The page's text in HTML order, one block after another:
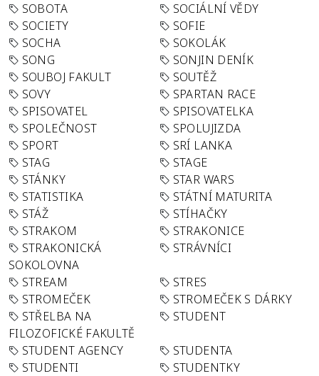
SOBOTA
SOCIÁLNÍ VĚDY
SOCIETY
SOFIE
SOCHA
SOKOLÁK
SONG
SONJIN DENÍK
SOUBOJ FAKULT
SOUTĚŽ
SOVY
SPARTAN RACE
SPISOVATEL
SPISOVATELKA
SPOLEČNOST
SPOLUJIZDA
SPORT
SRÍ LANKA
STAG
STAGE
STÁNKY
STAR WARS
STATISTIKA
STÁTNÍ MATURITA
STÁŽ
STÍHAČKY
STRAKOM
STRAKONICE
STRAKONICKÁ
SOKOLOVNA
STRÁVNÍCI
STREAM
STRES
STROMEČEK
STROMEČEK S DÁRKY
STŘELBA NA
FILOZOFICKÉ FAKULTĚ
STUDENT
STUDENT AGENCY
STUDENTA
STUDENTI
STUDENTKY